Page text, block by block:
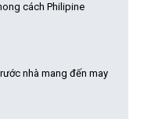
cách Philipine
nhà mang đến may